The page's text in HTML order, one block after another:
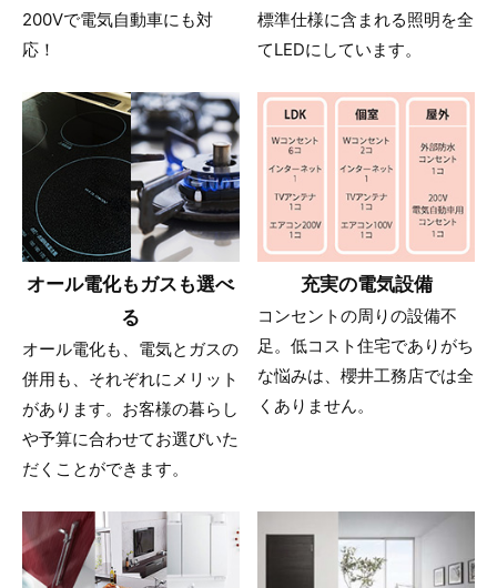
200Vで電気自動車にも対
応！
標準仕様に含まれる照明を全
てLEDにしています。
オール電化もガスも選べ
る
オール電化も、電気とガスの
併用も、それぞれにメリット
があります。お客様の暮らし
や予算に合わせてお選びいた
だくことができます。
充実の電気設備
コンセントの周りの設備不
足。低コスト住宅でありがち
な悩みは、櫻井工務店では全
くありません。